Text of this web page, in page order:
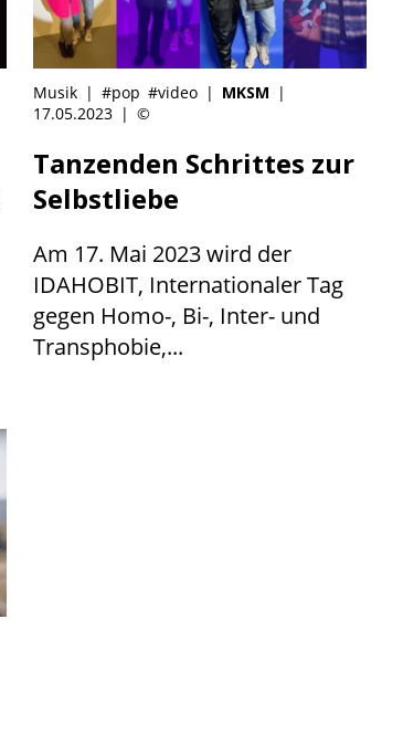
Musik | #pop #video | MKSM |
17.05.2023 | ©
Tanzenden Schrittes zur
Selbstliebe
Am 17. Mai 2023 wird der
IDAHOBIT, Internationaler Tag
gegen Homo-, Bi-, Inter- und
Transphobie,...